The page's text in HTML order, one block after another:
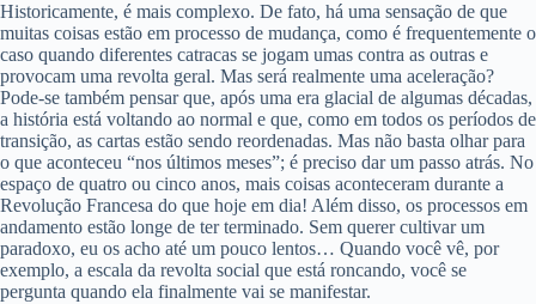
Historicamente, é mais complexo. De fato, há uma sensação de que
muitas coisas estão em processo de mudança, como é frequentemente o
caso quando diferentes catracas se jogam umas contra as outras e
provocam uma revolta geral. Mas será realmente uma aceleração?
Pode-se também pensar que, após uma era glacial de algumas décadas,
a história está voltando ao normal e que, como em todos os períodos de
transição, as cartas estão sendo reordenadas. Mas não basta olhar para
o que aconteceu “nos últimos meses”; é preciso dar um passo atrás. No
espaço de quatro ou cinco anos, mais coisas aconteceram durante a
Revolução Francesa do que hoje em dia! Além disso, os processos em
andamento estão longe de ter terminado. Sem querer cultivar um
paradoxo, eu os acho até um pouco lentos… Quando você vê, por
exemplo, a escala da revolta social que está roncando, você se
pergunta quando ela finalmente vai se manifestar.